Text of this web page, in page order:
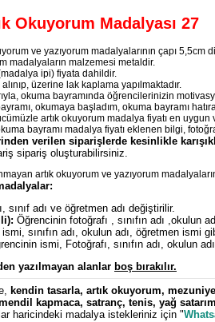
Okuyorum Madalyası 27
ve yazıyorum madalyalarının çapı 5,5cm
madalyaların malzemesi metaldir.
ipi) fiyata dahildir.
üzerine lak kaplama yapılmaktadır.
okuma bayramında öğrencilerinizin
okumaya başladım, okuma bayramı
artık okuyorum madalya fiyatı en
bayramı madalya fiyatı eklenen bilgi,
verilen siparişlerde kesinlikle
sipariş oluşturabilirsiniz.
artık okuyorum ve yazıyorum
sınıf adı ve öğretmen adı değiştirilir.
Öğrencinin fotoğrafı , sınıfın adı ,okulun
sınıfın adı, okulun adı, öğretmen ismi
ismi, Fotoğrafı, sınıfın adı, okulun
yazılmayan alanlar boş bırakılır.
kendin tasarla, artık okuyorum,
kapmaca, satranç, tenis, yağ
haricindeki madalya istekleriniz için "